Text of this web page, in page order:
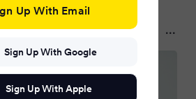
Up With Email
Sign Up With Google
Sign Up With Apple